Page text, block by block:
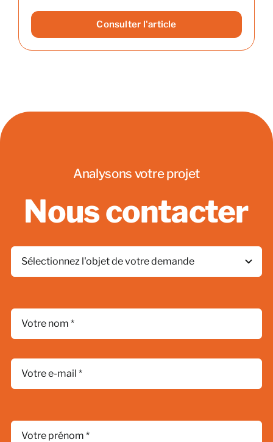
Consulter l'article
Analysons votre projet
Nous contacter